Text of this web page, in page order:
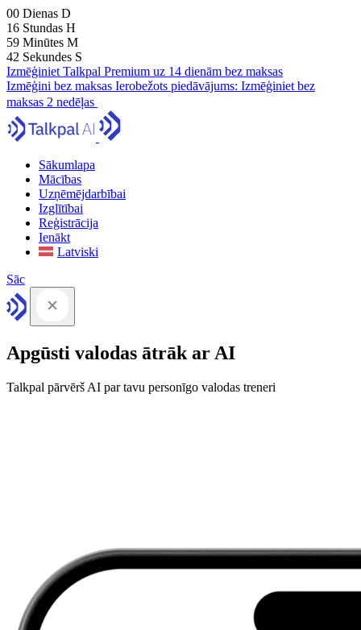
00 Dienas D
16 Stundas H
59 Minūtes M
41 Sekundes S
Izmēģiniet Talkpal Premium uz 14 dienām bez maksas
Izmēģini bez maksas Ierobežots piedāvājums: Izmēģiniet bez
maksas 2 nedēļas
Sākumlapa
Mācības
Uzņēmējdarbībai
Izglītībai
Reģistrācija
Ienākt
Latviski
Sāc
Apgūsti valodas ātrāk ar AI
Talkpal pārvērš AI par tavu personīgo valodas treneri